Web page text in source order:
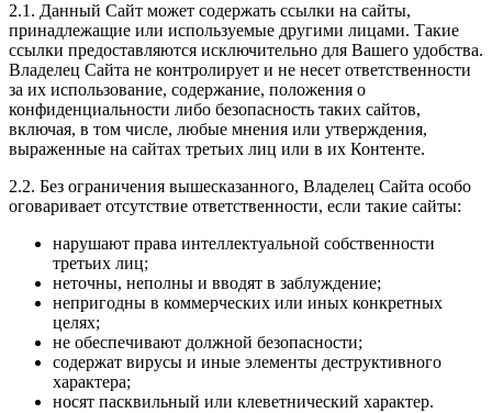
2.1. Данный Сайт может содержать ссылки на сайты,
принадлежащие или используемые другими лицами. Такие
ссылки предоставляются исключительно для Вашего удобства.
Владелец Сайта не контролирует и не несет ответственности
за их использование, содержание, положения о
конфиденциальности либо безопасность таких сайтов,
включая, в том числе, любые мнения или утверждения,
выраженные на сайтах третьих лиц или в их Контенте.
2.2. Без ограничения вышесказанного, Владелец Сайта особо
оговаривает отсутствие ответственности, если такие сайты:
нарушают права интеллектуальной собственности
третьих лиц;
неточны, неполны и вводят в заблуждение;
непригодны в коммерческих или иных конкретных
целях;
не обеспечивают должной безопасности;
содержат вирусы и иные элементы деструктивного
характера;
носят пасквильный или клеветнический характер.